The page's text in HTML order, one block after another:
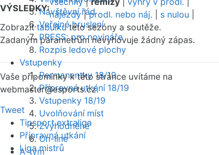
Návštěvní řád
Veřejné bruslení
PRESS: pro novináře
Rozpis ledové plochy
Vstupenky
Permanentky 18/19
Přípravná utkání 18/19
Vstupenky 18/19
Uvolňování míst
Zvýhodněné
On-line
A-tým
VÝSLEDKY:
nájezdy|prodl. nebo náj. s nulou
Zobrazittabulkutéto sezóny a soutěže.
Zadaným parametrům nevyhovuje žádný zápas.
Vaše připomínky k této stránce uvítáme na
webmaster@esports.cz.
Tweet
Tipsport extraliga
Přípravná utkání
Liga mistrů